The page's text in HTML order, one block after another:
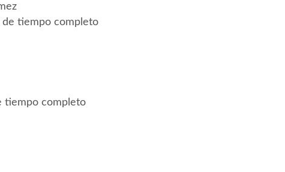
de tiempo completo
tiempo completo